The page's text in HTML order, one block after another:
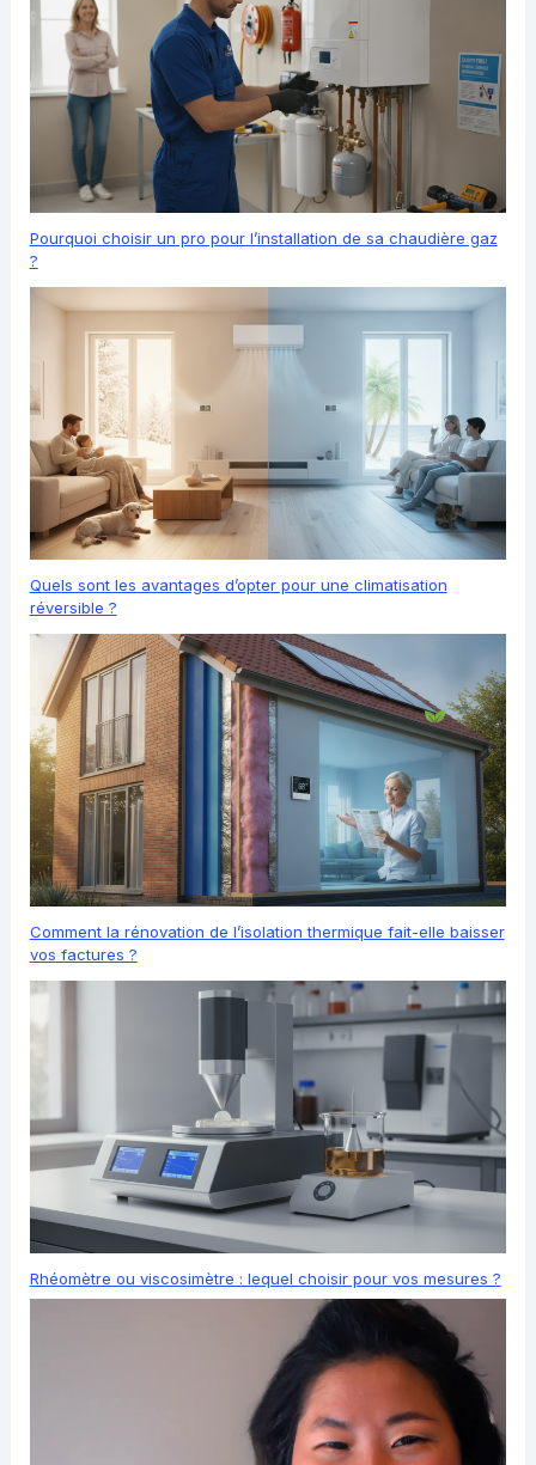
Pourquoi choisir un pro pour l’installation de sa chaudière gaz
?
Quels sont les avantages d’opter pour une climatisation
réversible ?
Comment la rénovation de l’isolation thermique fait-elle baisser
vos factures ?
Rhéomètre ou viscosimètre : lequel choisir pour vos mesures ?